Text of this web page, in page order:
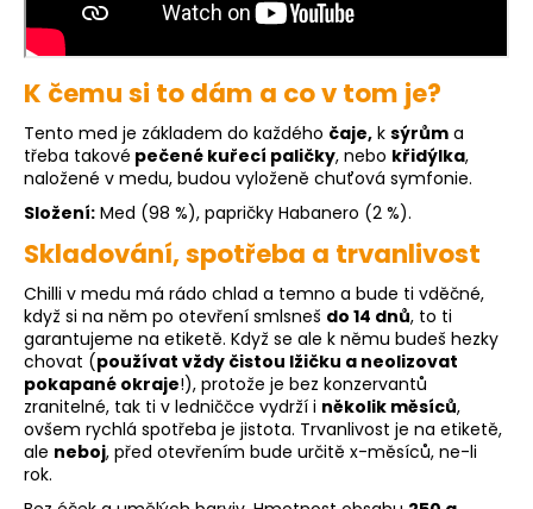
K čemu si to dám a co v tom je?
Tento med je základem do každého čaje, k sýrům a
třeba takové pečené kuřecí paličky, nebo křidýlka,
naložené v medu, budou vyloženě chuťová symfonie.
Složení: Med (98 %), papričky Habanero (2 %).
Skladování, spotřeba a trvanlivost
Chilli v medu má rádo chlad a temno a bude ti vděčné,
když si na něm po otevření smlsneš do 14 dnů, to ti
garantujeme na etiketě. Když se ale k němu budeš hezky
chovat (používat vždy čistou lžičku a neolizovat
pokapané okraje!), protože je bez konzervantů
zranitelné, tak ti v ledniččce vydrží i několik měsíců,
ovšem rychlá spotřeba je jistota. Trvanlivost je na etiketě,
ale neboj, před otevřením bude určitě x-měsíců, ne-li
rok.